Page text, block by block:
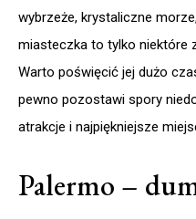
wybrzeże, krystaliczne
miasteczka to tylko niektóre
Warto poświęcić jej dużo
pewno pozostawi spory
atrakcje i najpiękniejsze
Palermo –